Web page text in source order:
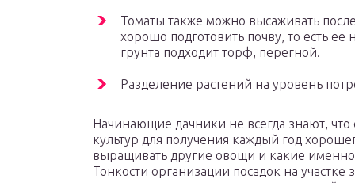
Томаты также можно высаживать
хорошо подготовить почву, то есть
грунта подходит торф, перегной.
Разделение растений на уровень
Начинающие дачники не всегда знают,
культур для получения каждый год
выращивать другие овощи и какие
Тонкости организации посадок на